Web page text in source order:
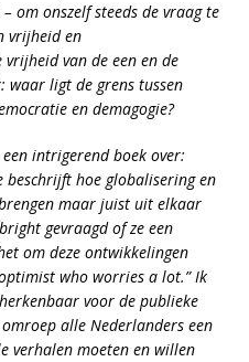
om onszelf steeds de vraag te
vrijheid en
van de een en de
waar ligt de grens tussen
en demagogie?
intrigerend boek over:
beschrijft hoe globalisering en
maar juist uit elkaar
gevraagd of ze een
om deze ontwikkelingen
who worries a lot.” Ik
voor de publieke
alle Nederlanders een
verhalen moeten en willen